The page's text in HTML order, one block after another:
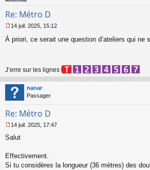
Re: Métro D
e
g
e
n
o
n
u
14 juil. 2025, 15:12
À priori, ce serait une question d’ateliers qui ne
J’erre sur les lignes
nanar
Passager
Re: Métro D
e
s
14 juil. 2025, 17:47
Salut
Effectivement.
Si tu considères la longueur (36 mètres) des